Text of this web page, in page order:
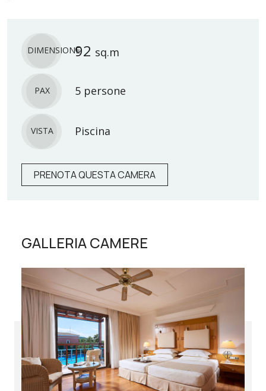
DIMENSIONE92 sq.m
PAX 5 persone
VISTA Piscina
PRENOTA QUESTA CAMERA
GALLERIA CAMERE